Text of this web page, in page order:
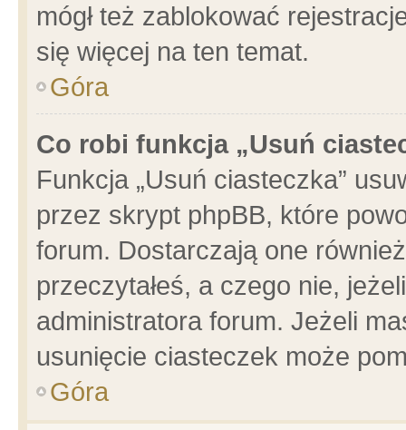
mógł też zablokować
się więcej na ten temat.
Góra
Co robi funkcja „Usuń
Funkcja „Usuń ciasteczka”
przez skrypt phpBB, które
forum. Dostarczają one
przeczytałeś, a czego nie,
administratora forum. Jeżeli
usunięcie ciasteczek może
Góra